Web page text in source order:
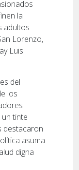
la
adultos
Lorenzo,
Luis
del
los
tinte
destacaron
asuma
digna